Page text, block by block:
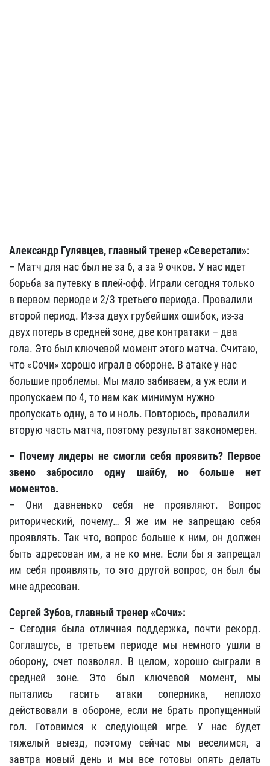
Александр Гулявцев, главный тренер «Северстали»:
– Матч для нас был не за 6, а за 9 очков. У нас идет
борьба за путевку в плей-офф. Играли сегодня только
в первом периоде и 2/3 третьего периода. Провалили
второй период. Из-за двух грубейших ошибок, из-за
двух потерь в средней зоне, две контратаки – два
гола. Это был ключевой момент этого матча. Считаю,
что «Сочи» хорошо играл в обороне. В атаке у нас
большие проблемы. Мы мало забиваем, а уж если и
пропускаем по 4, то нам как минимум нужно
пропускать одну, а то и ноль. Повторюсь, провалили
вторую часть матча, поэтому результат закономерен.
– Почему лидеры не смогли себя проявить? Первое
звено забросило одну шайбу, но больше нет
моментов.
– Они давненько себя не проявляют. Вопрос
риторический, почему… Я же им не запрещаю себя
проявлять. Так что, вопрос больше к ним, он должен
быть адресован им, а не ко мне. Если бы я запрещал
им себя проявлять, то это другой вопрос, он был бы
мне адресован.
Сергей Зубов, главный тренер «Сочи»:
– Сегодня была отличная поддержка, почти рекорд.
Соглашусь, в третьем периоде мы немного ушли в
оборону, счет позволял. В целом, хорошо сыграли в
средней зоне. Это был ключевой момент, мы
пытались гасить атаки соперника, неплохо
действовали в обороне, если не брать пропущенный
гол. Готовимся к следующей игре. У нас будет
тяжелый выезд, поэтому сейчас мы веселимся, а
завтра новый день и мы все готовы опять делать